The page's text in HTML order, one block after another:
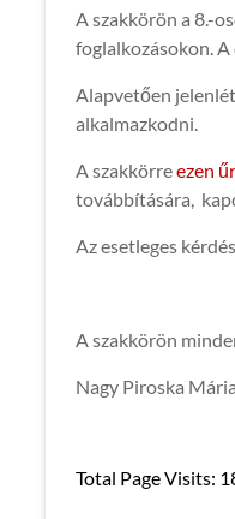
A szakkörön a 8.-
foglalkozásokon.
Alapvetően
alkalmazkodni.
A szakkörreezen
továbbítására,
Az esetleges
A szakkörön
Nagy Piroska Mária
Total Page Visits: